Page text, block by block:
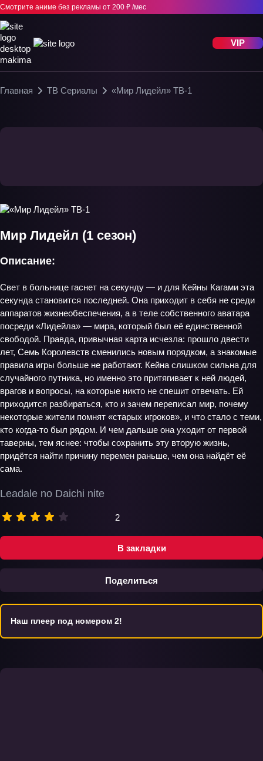
Смотрите аниме без рекламы от 200 ₽ /мес
VIP
Главная ТВ Сериалы «Мир Лидейл» ТВ-1
В закладки
Поделиться
Мир Лидейл (1 сезон)
Leadale no Daichi nite
2
Описание:
Свет в больнице гаснет на секунду — и для Кейны Кагами эта
секунда становится последней. Она приходит в себя не среди
аппаратов жизнеобеспечения, а в теле собственного аватара
посреди «Лидейла» — мира, который был её единственной
свободой. Правда, привычная карта исчезла: прошло двести
лет, Семь Королевств сменились новым порядком, а знакомые
правила игры больше не работают. Кейна слишком сильна для
случайного путника, но именно это притягивает к ней людей,
врагов и вопросы, на которые никто не спешит отвечать. Ей
приходится разбираться, кто и зачем переписал мир, почему
некоторые жители помнят «старых игроков», и что стало с теми,
кто когда‑то был рядом. И чем дальше она уходит от первой
таверны, тем яснее: чтобы сохранить эту вторую жизнь,
придётся найти причину перемен раньше, чем она найдёт её
сама.
Наш плеер под номером 2!